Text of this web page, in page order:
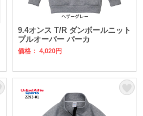
9.4オンス T/R ダンボールニット
プルオーバー パーカ
価格： 4,020円